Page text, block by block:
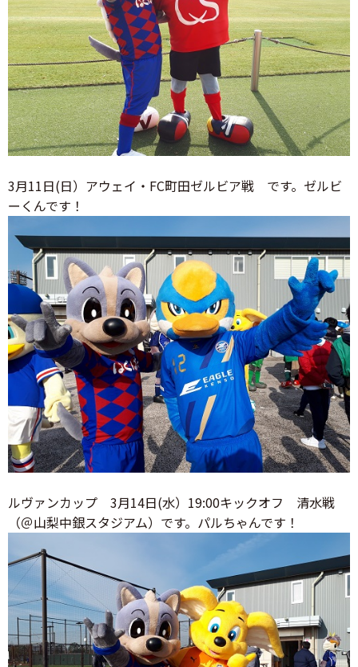
3月11日(日）アウェイ・FC町田ゼルビア戦 です。ゼルビ
ーくんです！
ルヴァンカップ 3月14日(水）19:00キックオフ 清水戦
（＠山梨中銀スタジアム）です。パルちゃんです！